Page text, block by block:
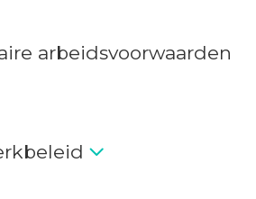
sfeer
vind je veel Brabantse
de uitstraling van een
arbeidsvoorwaarden